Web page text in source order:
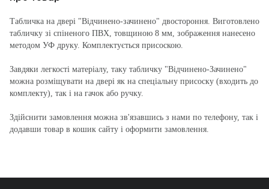
Табличка на двері "Відчинено-зачинено" двостороння. Виготовлено
табличку зі спіненого ПВХ, товщиною 8 мм, зображення нанесено
методом УФ друку. Комплектується присоскою.
Завдяки легкості матеріалу, таку табличку "Відчинено-Зачинено"
можна розміщувати на двері як на спеціальну присоску (входить до
комплекту), так і на гачок або ручку.
Здійснити замовлення можна зв'язавшись з нами по телефону, так і
додавши товар в кошик сайту і оформити замовлення.